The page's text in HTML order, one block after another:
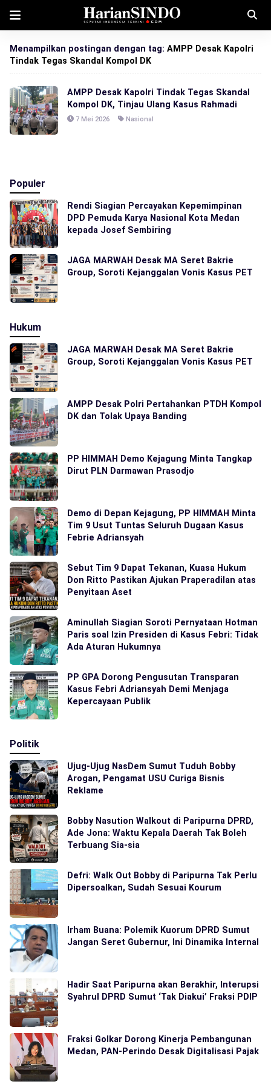
Menampilkan postingan dengan tag: AMPP Desak Kapolri
Tindak Tegas Skandal Kompol DK
AMPP Desak Kapolri Tindak Tegas Skandal
Kompol DK, Tinjau Ulang Kasus Rahmadi
7 Mei 2026 Nasional
Populer
Rendi Siagian Percayakan Kepemimpinan
DPD Pemuda Karya Nasional Kota Medan
kepada Josef Sembiring
JAGA MARWAH Desak MA Seret Bakrie
Group, Soroti Kejanggalan Vonis Kasus PET
Hukum
JAGA MARWAH Desak MA Seret Bakrie
Group, Soroti Kejanggalan Vonis Kasus PET
AMPP Desak Polri Pertahankan PTDH Kompol
DK dan Tolak Upaya Banding
PP HIMMAH Demo Kejagung Minta Tangkap
Dirut PLN Darmawan Prasodjo
Demo di Depan Kejagung, PP HIMMAH Minta
Tim 9 Usut Tuntas Seluruh Dugaan Kasus
Febrie Adriansyah
Sebut Tim 9 Dapat Tekanan, Kuasa Hukum
Don Ritto Pastikan Ajukan Praperadilan atas
Penyitaan Aset
Aminullah Siagian Soroti Pernyataan Hotman
Paris soal Izin Presiden di Kasus Febri: Tidak
Ada Aturan Hukumnya
PP GPA Dorong Pengusutan Transparan
Kasus Febri Adriansyah Demi Menjaga
Kepercayaan Publik
Politik
Ujug-Ujug NasDem Sumut Tuduh Bobby
Arogan, Pengamat USU Curiga Bisnis
Reklame
Bobby Nasution Walkout di Paripurna DPRD,
Ade Jona: Waktu Kepala Daerah Tak Boleh
Terbuang Sia-sia
Defri: Walk Out Bobby di Paripurna Tak Perlu
Dipersoalkan, Sudah Sesuai Kourum
Irham Buana: Polemik Kuorum DPRD Sumut
Jangan Seret Gubernur, Ini Dinamika Internal
Hadir Saat Paripurna akan Berakhir, Interupsi
Syahrul DPRD Sumut ‘Tak Diakui’ Fraksi PDIP
Fraksi Golkar Dorong Kinerja Pembangunan
Medan, PAN-Perindo Desak Digitalisasi Pajak